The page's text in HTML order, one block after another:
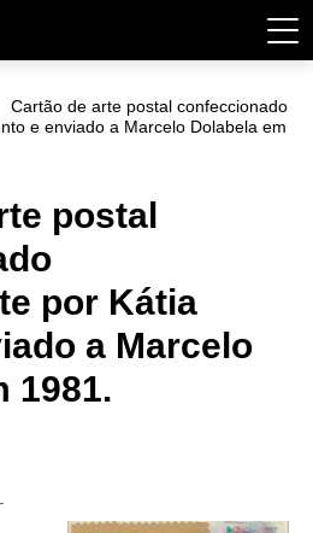
Cartão de arte postal confeccionado
e enviado a Marcelo Dolabela em
postal
por Kátia
a Marcelo
1981.